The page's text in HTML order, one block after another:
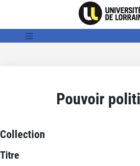
Pouvoir
Collection
Titre